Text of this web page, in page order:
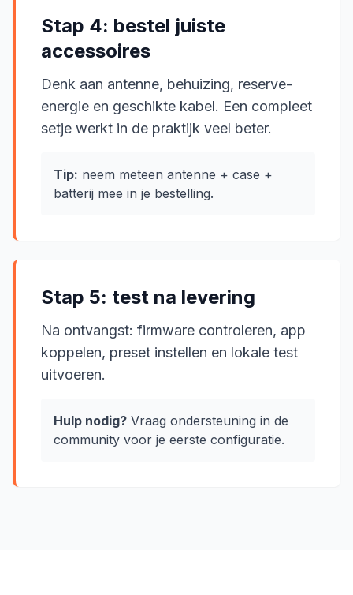
Stap 4: bestel juiste
accessoires
Denk aan antenne, behuizing, reserve-
energie en geschikte kabel. Een compleet
setje werkt in de praktijk veel beter.
Tip: neem meteen antenne + case +
batterij mee in je bestelling.
Stap 5: test na levering
Na ontvangst: firmware controleren, app
koppelen, preset instellen en lokale test
uitvoeren.
Hulp nodig? Vraag ondersteuning in de
community voor je eerste configuratie.